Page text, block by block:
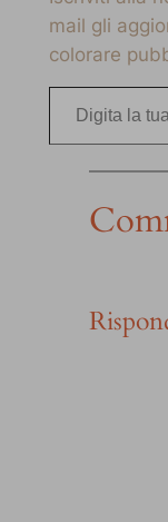
mail gli
colorare
Digita la tua e-mail…